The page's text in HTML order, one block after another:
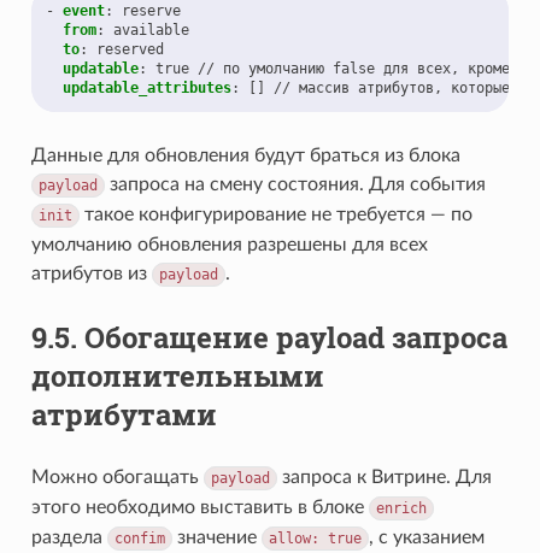
- event:
reserve
from:
available
to:
reserved
updatable:
true // по умолчанию false для всех, кроме init,
updatable_attributes: [] // массив атрибутов, которые
Данные для обновления будут браться из блока
payload запроса на смену состояния. Для события
init такое конфигурирование не требуется — по
умолчанию обновления разрешены для всех
атрибутов из
payload .
9.5. Обогащение payload запроса
дополнительными
атрибутами
Можно обогащать payload запроса к Витрине. Для
этого необходимо выставить в блоке
enrich
раздела confim значение allow: true , с указанием